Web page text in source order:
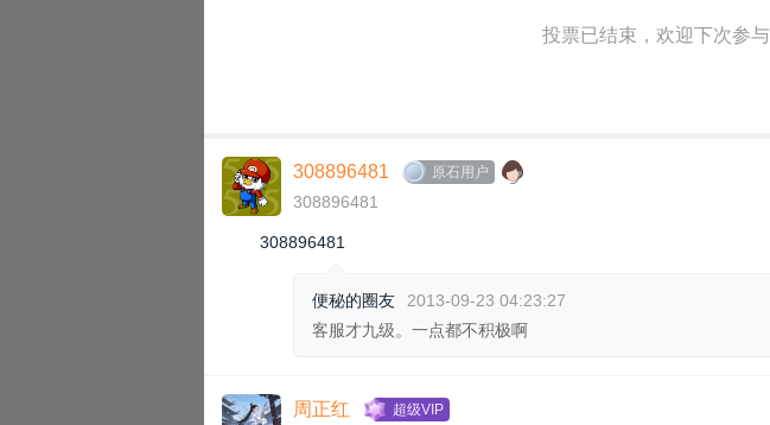
投票已结束，欢迎下次参与
308896481 原石用户
308896481
308896481
便秘的圈友
2013-09-23 04:23:27
客服才九级。一点都不积极啊
周正红 超级VIP